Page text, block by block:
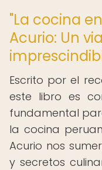
"La cocina
Acurio: Un
Escrito por el
este libro es
fundamental
la cocina
Acurio nos
y secretos